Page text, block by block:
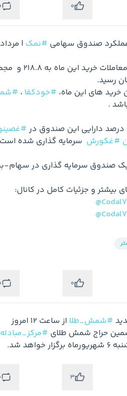
0
صندوق سهامی #نمک
خرید های این ماه، #خودکفا ،
درصد دارایی این صندوق در
#غکورش
0
#شمش_طلا
حراج شمش طلای
خواهد شد.
3